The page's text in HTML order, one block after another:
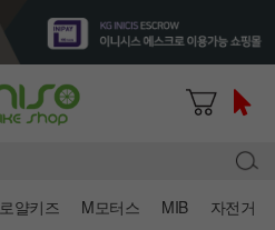
로얄키즈 M모터스 MIB 자전거